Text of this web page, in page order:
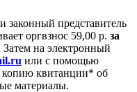
законный представитель
оргвзнос 59,00 р. за
Затем на электронный
или с помощью
копию квитанции* об
материалы.